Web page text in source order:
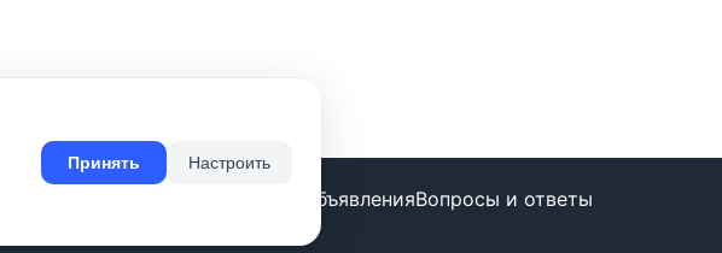
ОбъявленияВопросы и ответы
Принять Настроить